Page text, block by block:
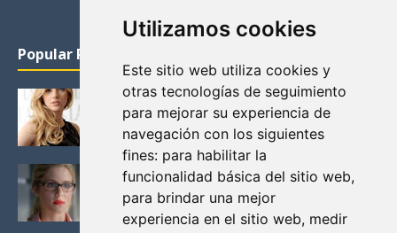
Utilizamos cookies
Este sitio web utiliza cookies y
otras tecnologías de seguimiento
para mejorar su experiencia de
navegación con los siguientes
fines: para habilitar la
funcionalidad básica del sitio web,
para brindar una mejor
experiencia en el sitio web, medir
Popular Posts
KATHERYN WINNICK: LA ACTRIZ MAS GUAPA DE
VIKINGOS
Junio 14, 2013
FELICITY (EMILY BETT RICKARDS), LAS FOTOS
MAS BONITAS DE LA ALIADA DE ARROW
Noviembre 30, 2013